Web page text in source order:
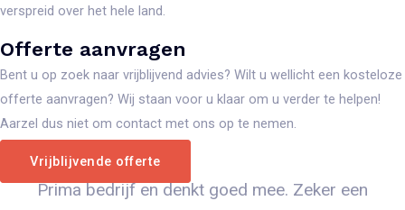
verspreid over het hele land.
Offerte aanvragen
Bent u op zoek naar vrijblijvend advies? Wilt u wellicht een kosteloze
offerte aanvragen? Wij staan voor u klaar om u verder te helpen!
Aarzel dus niet om contact met ons op te nemen.
Vrijblijvende offerte
Prima bedrijf en denkt goed mee. Zeker een